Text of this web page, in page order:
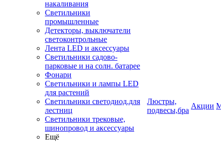
накаливания
Светильники
промышленные
Детекторы, выключатели
светоконтрольные
Лента LED и аксессуары
Светильники садово-
парковые и на солн. батарее
Фонари
Светильники и лампы LED
для растений
Светильники светодиод.для
лестниц
Светильники трековые,
шинопровод и аксессуары
Ещё
Люстры,
подвесы,бра
Акции